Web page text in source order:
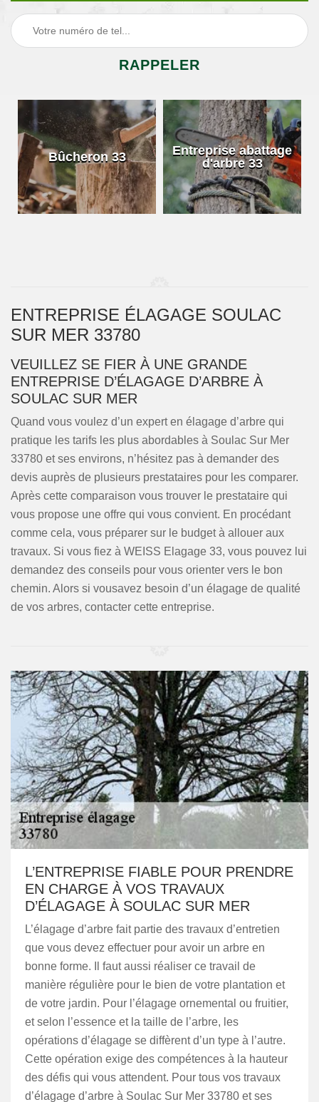
Bûcheron 33
Entreprise abattage
d'arbre 33
ENTREPRISE ÉLAGAGE SOULAC
SUR MER 33780
VEUILLEZ SE FIER À UNE GRANDE
ENTREPRISE D’ÉLAGAGE D’ARBRE À
SOULAC SUR MER
Quand vous voulez d’un expert en élagage d’arbre qui
pratique les tarifs les plus abordables à Soulac Sur Mer
33780 et ses environs, n’hésitez pas à demander des
devis auprès de plusieurs prestataires pour les comparer.
Après cette comparaison vous trouver le prestataire qui
vous propose une offre qui vous convient. En procédant
comme cela, vous préparer sur le budget à allouer aux
travaux. Si vous fiez à WEISS Elagage 33, vous pouvez lui
demandez des conseils pour vous orienter vers le bon
chemin. Alors si vousavez besoin d’un élagage de qualité
de vos arbres, contacter cette entreprise.
L’ENTREPRISE FIABLE POUR PRENDRE
EN CHARGE À VOS TRAVAUX
D’ÉLAGAGE À SOULAC SUR MER
L’élagage d’arbre fait partie des travaux d’entretien
que vous devez effectuer pour avoir un arbre en
bonne forme. Il faut aussi réaliser ce travail de
manière régulière pour le bien de votre plantation et
de votre jardin. Pour l’élagage ornemental ou fruitier,
et selon l’essence et la taille de l’arbre, les
opérations d’élagage se diffèrent d’un type à l’autre.
Cette opération exige des compétences à la hauteur
des défis qui vous attendent. Pour tous vos travaux
d’élagage d’arbre à Soulac Sur Mer 33780 et ses